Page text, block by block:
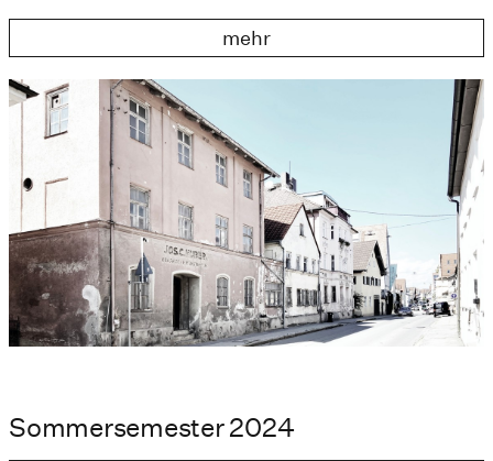
mehr
Sommersemester 2024